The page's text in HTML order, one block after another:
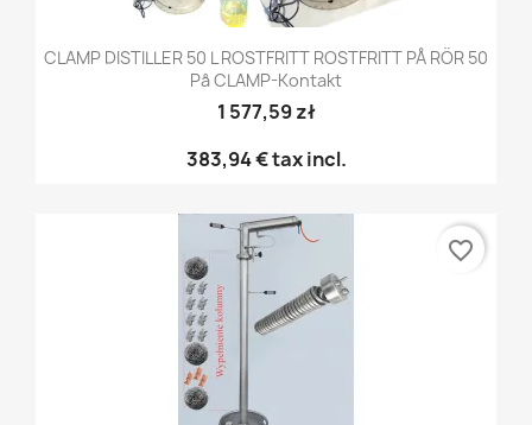
CLAMP DISTILLER 50 L ROSTFRITT ROSTFRITT PÅ RÖR 50
På CLAMP-Kontakt
1 577,59 zł
383,94 €tax incl.
favorite_border